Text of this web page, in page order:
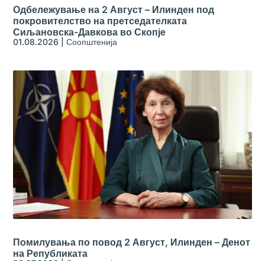
Одбележување на 2 Август – Илинден под
покровителство на претседателката
Сиљановска-Давкова во Скопје
01.08.2026 |Соопштенија
Помилувања по повод 2 Август, Илинден – Денот
на Републиката